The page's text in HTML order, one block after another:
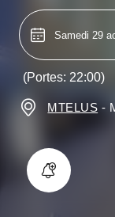
Samedi 29
(Portes: 22:00)
MTELUS -